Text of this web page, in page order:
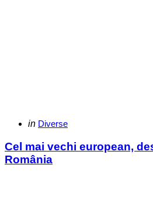
Categories
Posted
in Diverse
Cel mai vechi european,
România